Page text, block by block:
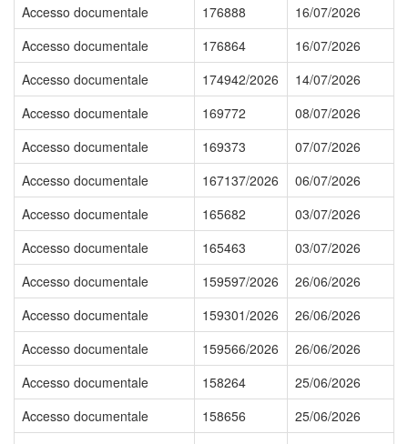
Accesso documentale
176888
16/07/2026
Accesso documentale
176864
16/07/2026
Accesso documentale
174942/2026
14/07/2026
Accesso documentale
169772
08/07/2026
Accesso documentale
169373
07/07/2026
Accesso documentale
167137/2026
06/07/2026
Accesso documentale
165682
03/07/2026
Accesso documentale
165463
03/07/2026
Accesso documentale
159597/2026
26/06/2026
Accesso documentale
159301/2026
26/06/2026
Accesso documentale
159566/2026
26/06/2026
Accesso documentale
158264
25/06/2026
Accesso documentale
158656
25/06/2026